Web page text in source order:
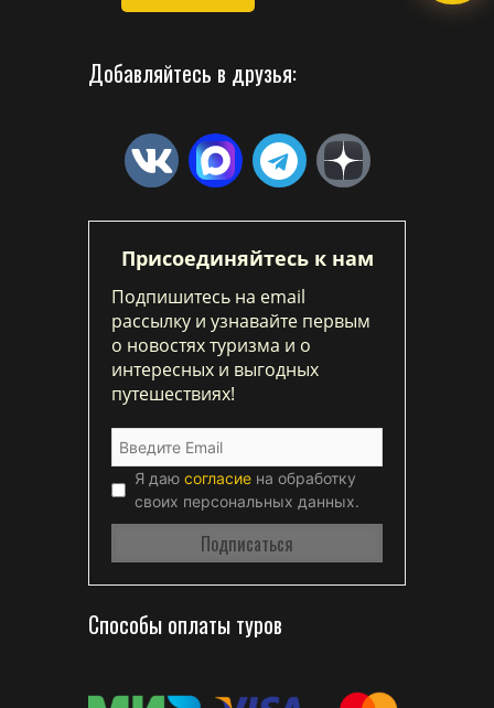
Добавляйтесь в друзья:
Присоединяйтесь к нам
Подпишитесь на email
рассылку и узнавайте первым
о новостях туризма и о
интересных и выгодных
путешествиях!
Я даю согласие на обработку
своих персональных данных.
Способы оплаты туров